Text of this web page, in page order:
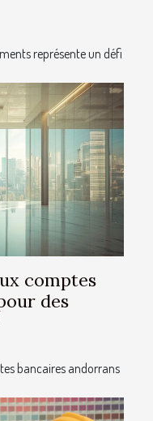
représente un défi
comptes
des
bancaires andorrans